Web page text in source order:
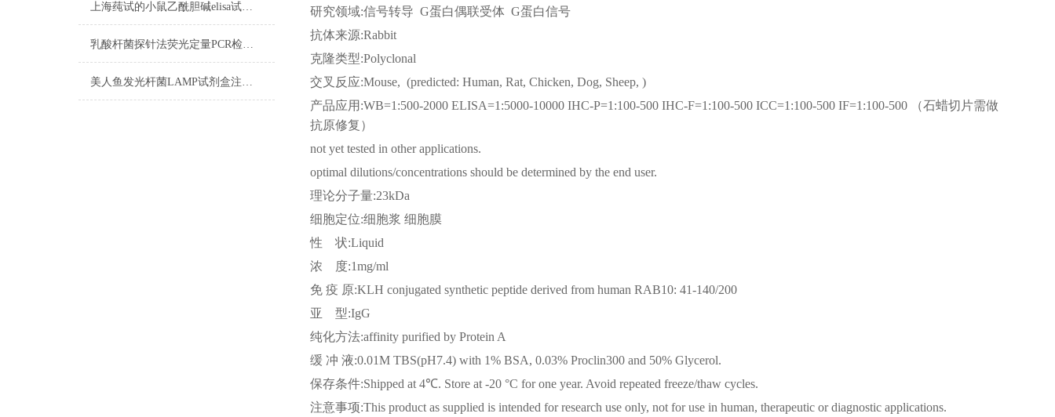
上海莼试的小鼠乙酰胆碱elisa试剂盒是您科研试剂领域中的可信伙伴
乳酸杆菌探针法荧光定量PCR检测试剂盒使用方法
美人鱼发光杆菌LAMP试剂盒注意事项
研究领域:信号转导 G蛋白偶联受体 G蛋白信号
抗体来源:Rabbit
克隆类型:Polyclonal
交叉反应:Mouse, (predicted: Human, Rat, Chicken, Dog, Sheep, )
产品应用 :WB=1:500-2000 ELISA=1:5000-10000 IHC-P=1:100-500 IHC-F=1:100-500 ICC=1:100-500 IF=1:100-500 （石蜡切片需做
抗原修复）
not yet tested in other applications.
optimal dilutions/concentrations should be determined by the end user.
理论分子量:23kDa
细胞定位:细胞浆 细胞膜
性
状:Liquid
浓
度:1mg/ml
免 疫 原:KLH conjugated synthetic peptide derived from human RAB10: 41-140/200
亚
型:IgG
纯化方法:affinity purified by Protein A
缓 冲 液:0.01M TBS(pH7.4) with 1% BSA, 0.03% Proclin300 and 50% Glycerol.
保存条件:Shipped at 4℃. Store at -20 °C for one year. Avoid repeated freeze/thaw cycles.
注意事项:This product as supplied is intended for research use only, not for use in human, therapeutic or diagnostic applications.